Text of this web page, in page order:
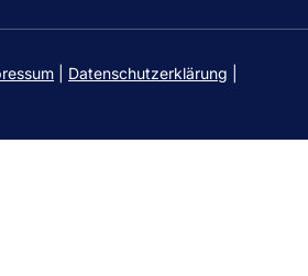
Datenschutzerklärung